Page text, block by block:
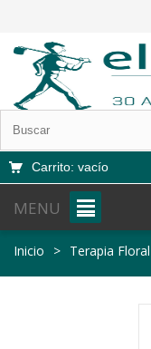
Carrito: vacío
MENU
Inicio > Terapia Floral